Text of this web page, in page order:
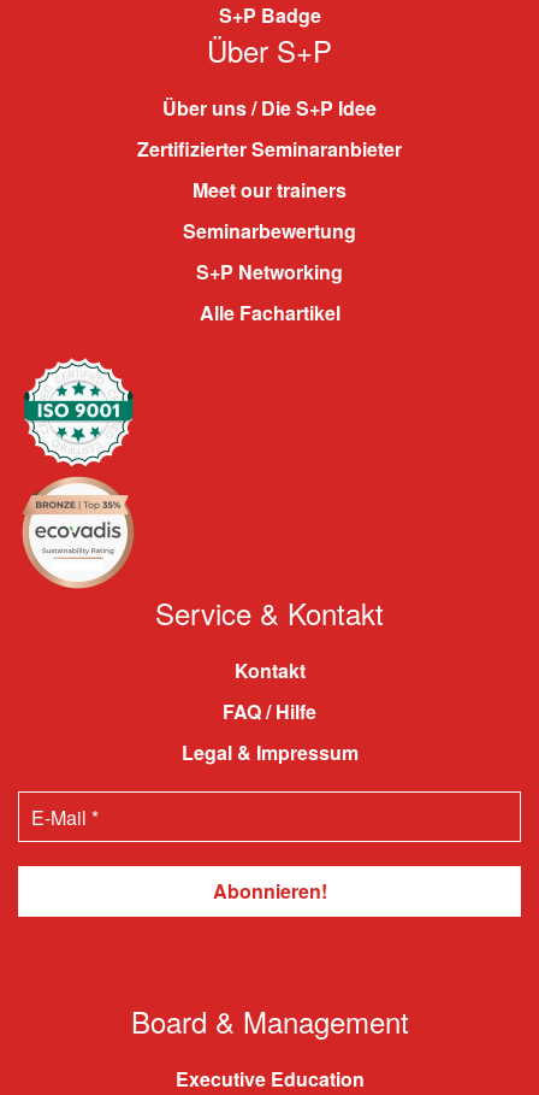
S+P Badge
Über S+P
Über uns / Die S+P Idee
Zertifizierter Seminaranbieter
Meet our trainers
Seminarbewertung
S+P Networking
Alle Fachartikel
Service & Kontakt
Kontakt
FAQ / Hilfe
Legal & Impressum
Board & Management
Executive Education